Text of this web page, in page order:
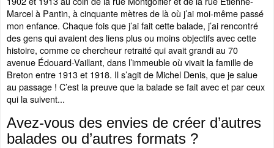
Marcel à Pantin, à cinquante mètres de là où j’ai moi-même passé
mon enfance. Chaque fois que j’ai fait cette balade, j’ai rencontré
des gens qui avaient des liens plus ou moins objectifs avec cette
histoire, comme ce chercheur retraité qui avait grandi au 70
avenue Édouard-Vaillant, dans l’immeuble où vivait la famille de
Breton entre 1913 et 1918. Il s’agit de Michel Denis, que je salue
au passage ! C’est la preuve que la balade se fait avec et par ceux
qui la suivent...
Avez-vous des envies de créer d’autres
balades ou d’autres formats ?